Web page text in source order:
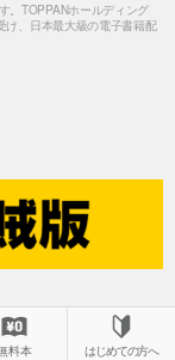
。TOPPANホールディング
け、日本最大級の電子書籍配
料本 はじめての方へ